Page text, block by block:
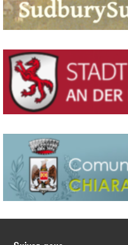
Clermont, ville jumelée avec